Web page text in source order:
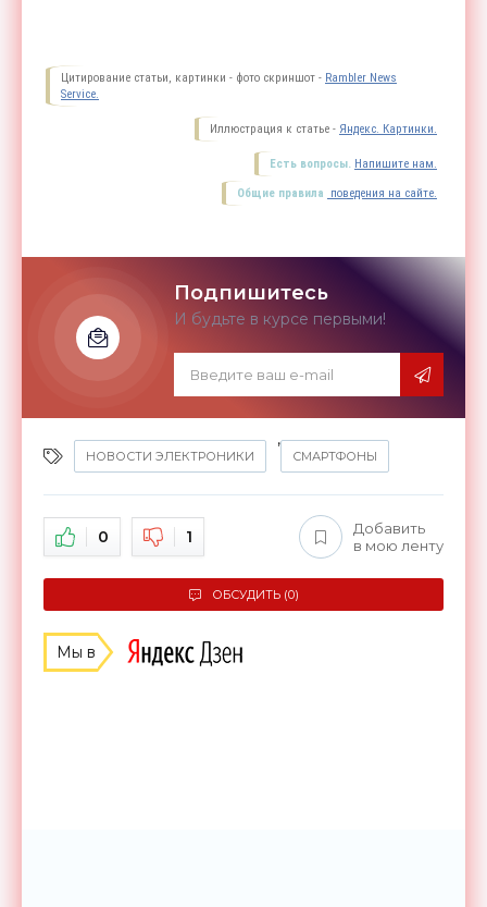
Цитирование статьи, картинки - фото скриншот - Rambler News
Service.
Иллюстрация к статье - Яндекс. Картинки.
Есть вопросы. Напишите нам.
Общие правила поведения на сайте.
Подпишитесь
И будьте в курсе первыми!
НОВОСТИ ЭЛЕКТРОНИКИ
,
СМАРТФОНЫ
0 1
Добавить
в мою ленту
ОБСУДИТЬ (0)
Мы в